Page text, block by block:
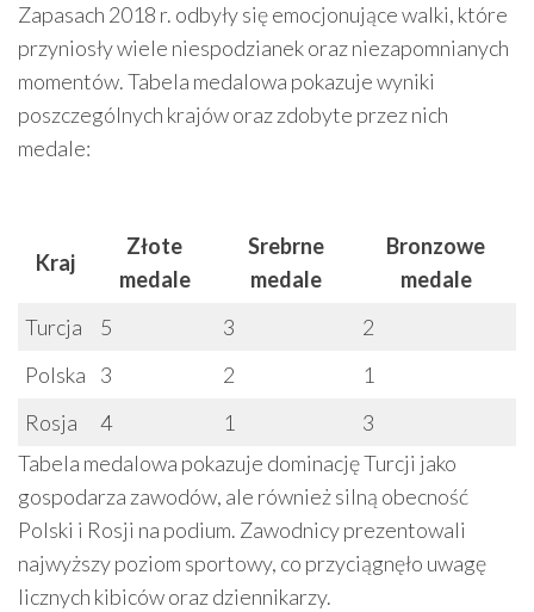
Zapasach 2018 r. odbyły się emocjonujące walki, które
przyniosły wiele niespodzianek oraz niezapomnianych
momentów. Tabela medalowa pokazuje wyniki
poszczególnych krajów oraz zdobyte przez nich
medale:
Kraj
Złote
medale
Srebrne
medale
Bronzowe
medale
Turcja
5 3
2
Polska
3 2
1
Rosja
4 1
3
Tabela medalowa pokazuje dominację Turcji jako
gospodarza zawodów, ale również silną obecność
Polski i Rosji na podium. Zawodnicy prezentowali
najwyższy poziom sportowy, co przyciągnęło uwagę
licznych kibiców oraz dziennikarzy.